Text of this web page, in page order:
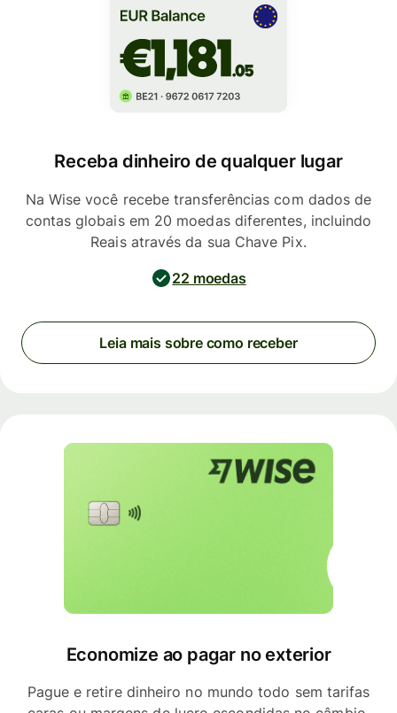
Receba dinheiro de qualquer lugar
Na Wise você recebe transferências com dados de
contas globais em 20 moedas diferentes, incluindo
Reais através da sua Chave Pix.
22 moedas
Leia mais sobre como receber
Economize ao pagar no exterior
Pague e retire dinheiro no mundo todo sem tarifas